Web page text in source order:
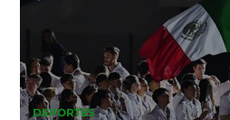
DEPORTES